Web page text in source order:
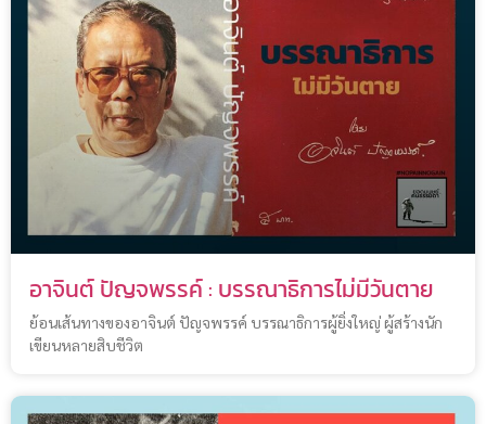
อาจินต์ ปัญจพรรค์ : บรรณาธิการไม่มีวันตาย
ย้อนเส้นทางของอาจินต์ ปัญจพรรค์ บรรณาธิการผู้ยิ่งใหญ่ ผู้สร้างนัก
เขียนหลายสิบชีวิต